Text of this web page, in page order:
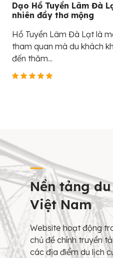
Dạo Hồ Tuyền Lâm Đà
nhiên đầy thơ mộng
Hồ Tuyền Lâm Đà Lạt là
tham quan mà du khách
đến thăm...
Nền tảng
Việt Nam
Website hoạt động
chủ đề chính truyền
các địa điểm du lịch